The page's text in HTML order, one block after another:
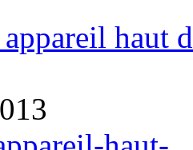
haut